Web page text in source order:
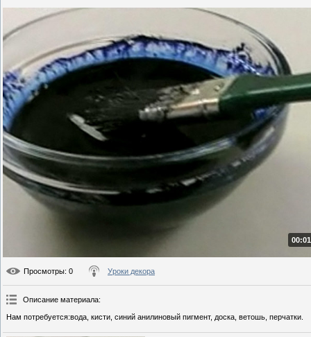
Просмотры: 0 Уроки декора
Описание материала:
Нам потребуется:вода, кисти, синий анилиновый пигмент, доска, ветошь, перчатки.